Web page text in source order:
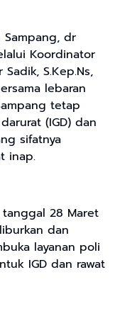
Sampang, dr
Koordinator
S.Kep.Ns,
lebaran
tetap
(IGD) dan
sifatnya
inap.
tanggal 28 Maret
dan
layanan poli
IGD dan rawat